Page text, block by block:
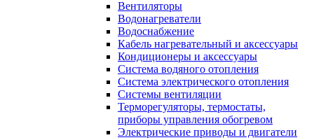
Вентиляторы
Водонагреватели
Водоснабжение
Кабель нагревательный и аксессуары
Кондиционеры и аксессуары
Система водяного отопления
Система электрического отопления
Системы вентиляции
Терморегуляторы, термостаты,
приборы управления обогревом
Электрические приводы и двигатели